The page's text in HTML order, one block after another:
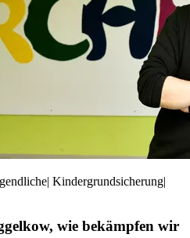
| Kindergrundsicherung|
wie bekämpfen wir